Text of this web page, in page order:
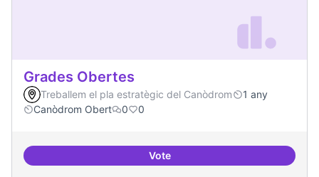
Grades Obertes
Treballem el pla estratègic del Canòdrom
1 any
Canòdrom Obert
0 0
VoteGrades Obertes